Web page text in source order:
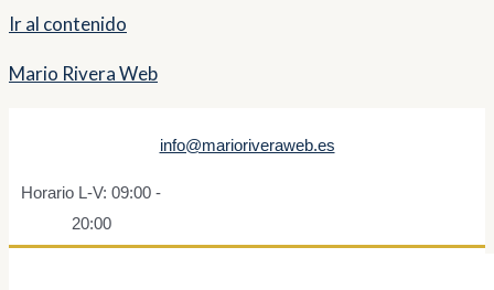
Ir al contenido
Mario Rivera Web
info@marioriveraweb.es
Horario L-V: 09:00 -
20:00